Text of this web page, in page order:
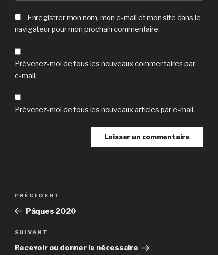
Enregistrer mon nom, mon e-mail et mon site dans le
navigateur pour mon prochain commentaire.
Prévenez-moi de tous les nouveaux commentaires par
e-mail.
Prévenez-moi de tous les nouveaux articles par e-mail.
Navigation
l’article
Article
précédent
PRÉCÉDENT
Pâques 2020
Article
suivant
SUIVANT
Recevoir ou donner le nécessaire